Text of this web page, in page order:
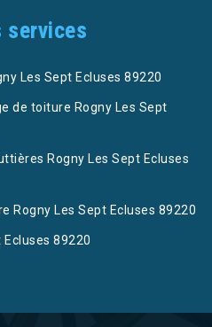
services
Les Sept Ecluses 89220
de toiture Rogny Les Sept
Rogny Les Sept Ecluses
Rogny Les Sept Ecluses 89220
89220